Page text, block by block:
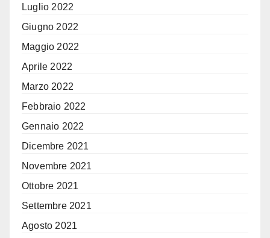
Luglio 2022
Giugno 2022
Maggio 2022
Aprile 2022
Marzo 2022
Febbraio 2022
Gennaio 2022
Dicembre 2021
Novembre 2021
Ottobre 2021
Settembre 2021
Agosto 2021